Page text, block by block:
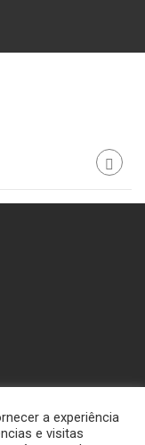
a experiência
e visitas